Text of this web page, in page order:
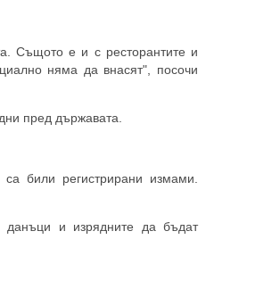
Същото е и с ресторантите и
няма да внасят", посочи
пред държавата.
били регистрирани измами.
и изрядните да бъдат